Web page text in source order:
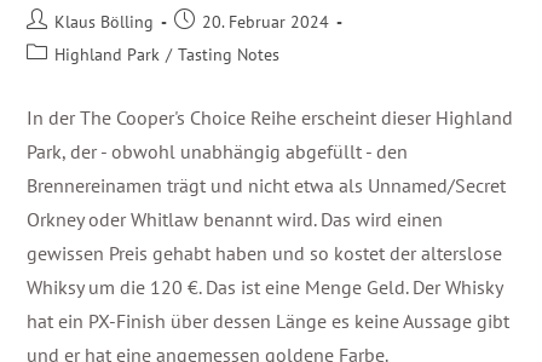
Klaus Bölling
20. Februar 2024
Highland Park / Tasting Notes
In der The Cooper's Choice Reihe erscheint dieser Highland
Park, der - obwohl unabhängig abgefüllt - den
Brennereinamen trägt und nicht etwa als Unnamed/Secret
Orkney oder Whitlaw benannt wird. Das wird einen
gewissen Preis gehabt haben und so kostet der alterslose
Whiksy um die 120 €. Das ist eine Menge Geld. Der Whisky
hat ein PX-Finish über dessen Länge es keine Aussage gibt
und er hat eine angemessen goldene Farbe.